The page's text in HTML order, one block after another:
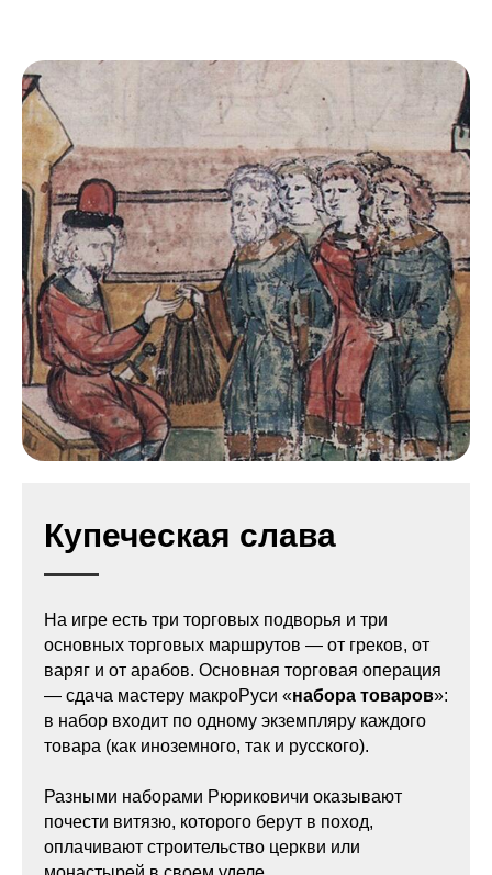
Купеческая слава
На игре есть три торговых подворья и три
основных торговых маршрутов — от греков, от
варяг и от арабов. Основная торговая операция
— сдача мастеру макроРуси «набора товаров»:
в набор входит по одному экземпляру каждого
товара (как иноземного, так и русского).
Разными наборами Рюриковичи оказывают
почести витязю, которого берут в поход,
оплачивают строительство церкви или